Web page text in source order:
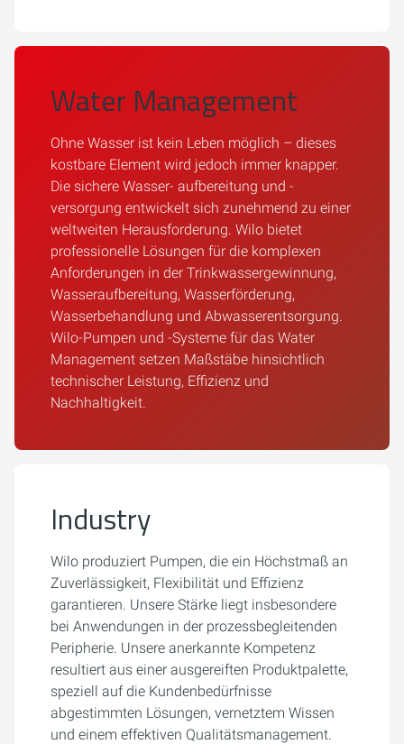
Water Management
Ohne Wasser ist kein Leben möglich – dieses
kostbare Element wird jedoch immer knapper.
Die sichere Wasser- aufbereitung und -
versorgung entwickelt sich zunehmend zu einer
weltweiten Herausforderung. Wilo bietet
professionelle Lösungen für die komplexen
Anforderungen in der Trinkwassergewinnung,
Wasseraufbereitung, Wasserförderung,
Wasserbehandlung und Abwasserentsorgung.
Wilo-Pumpen und -Systeme für das Water
Management setzen Maßstäbe hinsichtlich
technischer Leistung, Effizienz und
Nachhaltigkeit.
Industry
Wilo produziert Pumpen, die ein Höchstmaß an
Zuverlässigkeit, Flexibilität und Effizienz
garantieren. Unsere Stärke liegt insbesondere
bei Anwendungen in der prozessbegleitenden
Peripherie. Unsere anerkannte Kompetenz
resultiert aus einer ausgereiften Produktpalette,
speziell auf die Kundenbedürfnisse
abgestimmten Lösungen, vernetztem Wissen
und einem effektiven Qualitätsmanagement.